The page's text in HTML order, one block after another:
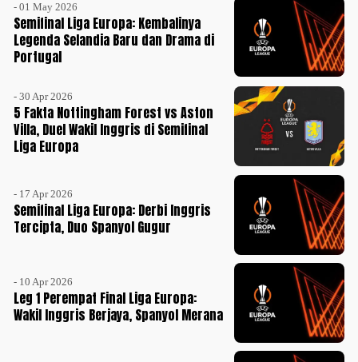
- 01 May 2026
Semifinal Liga Europa: Kembalinya
Legenda Selandia Baru dan Drama di
Portugal
- 30 Apr 2026
5 Fakta Nottingham Forest vs Aston
Villa, Duel Wakil Inggris di Semifinal
Liga Europa
- 17 Apr 2026
Semifinal Liga Europa: Derbi Inggris
Tercipta, Duo Spanyol Gugur
- 10 Apr 2026
Leg 1 Perempat Final Liga Europa:
Wakil Inggris Berjaya, Spanyol Merana